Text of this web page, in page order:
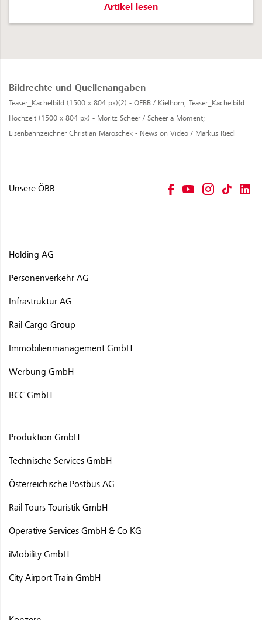
Gleisgeschichten: Christian, der
Artikel lesen
Bildrechte und Quellenangaben
Teaser_Kachelbild (1500 x 804 px)(2) - OEBB / Kielhorn; Teaser_Kachelbild
Hochzeit (1500 x 804 px) - Moritz Scheer / Scheer a Moment;
Eisenbahnzeichner Christian Maroschek - News on Video / Markus Riedl
Unsere ÖBB
Holding AG
Personenverkehr AG
Infrastruktur AG
Rail Cargo Group
Immobilienmanagement GmbH
Werbung GmbH
BCC GmbH
Produktion GmbH
Technische Services GmbH
Österreichische Postbus AG
Rail Tours Touristik GmbH
Operative Services GmbH & Co KG
iMobility GmbH
City Airport Train GmbH